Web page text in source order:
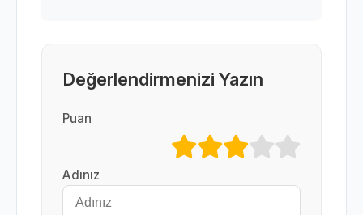
Değerlendirmenizi Yazın
Puan
Adınız